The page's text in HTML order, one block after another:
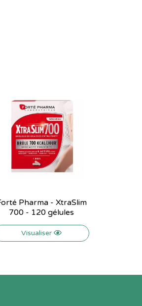
Pharma - XtraSlim
700 - 120 gélules
Visualiser